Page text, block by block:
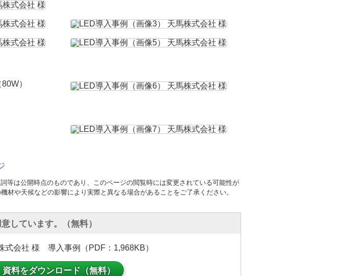
）
等は公開時点のものであり、このページの閲覧時には変更されている可能性が
材や天候などの影響により実際と異なる場合があることをご了承ください。
しています。（無料）
式会社 様 導入事例（PDF：1,968KB）
資料をダウンロード（無料）